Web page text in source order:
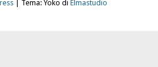
| Tema: Yoko di Elmastudio